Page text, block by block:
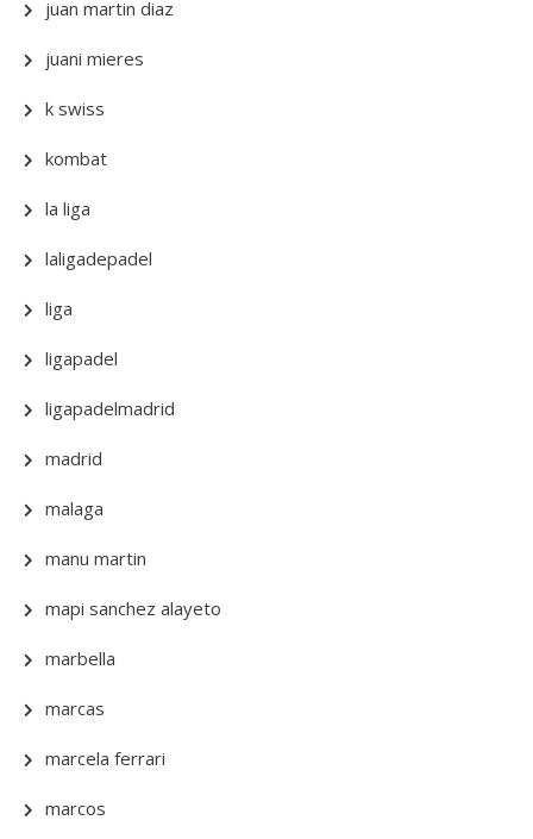
juan martin diaz
juani mieres
k swiss
kombat
la liga
laligadepadel
liga
ligapadel
ligapadelmadrid
madrid
malaga
manu martin
mapi sanchez alayeto
marbella
marcas
marcela ferrari
marcos